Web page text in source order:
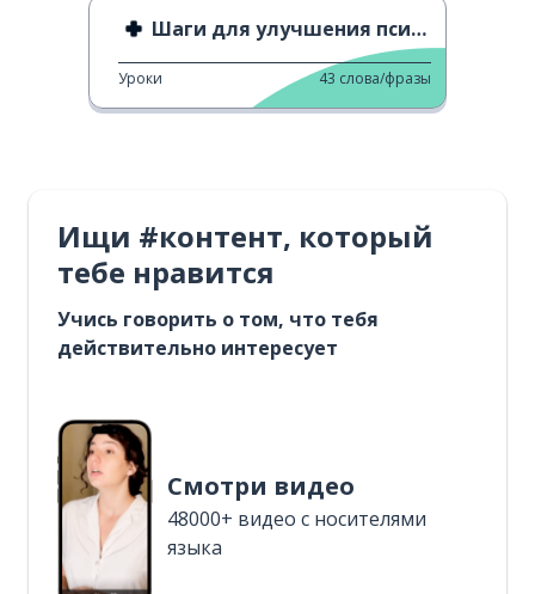
Шаги для улучшения психического здоровья
Уроки 43 слова/фразы
Ищи #контент, который
тебе нравится
Учись говорить о том, что тебя
действительно интересует
Смотри видео
48000+ видео с носителями
языка